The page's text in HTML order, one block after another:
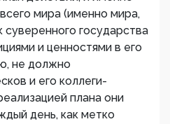
мира (именно мира,
государства
и ценностями в его
не должно
и его коллеги-
плана они
день, как метко